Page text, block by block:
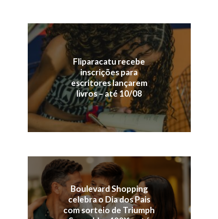
Fliparacatu recebe
inscrições para
escritores lançarem
livros – até 10/08
Boulevard Shopping
celebra o Dia dos Pais
com sorteio de Triumph